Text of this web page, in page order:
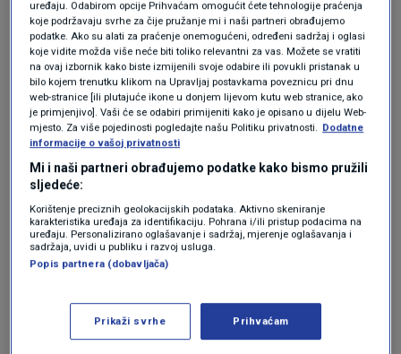
Oglas
Oglas
uređaju. Odabirom opcije Prihvaćam omogućit ćete tehnologije praćenja
koje podržavaju svrhe za čije pružanje mi i naši partneri obrađujemo
podatke. Ako su alati za praćenje onemogućeni, određeni sadržaj i oglasi
koje vidite možda više neće biti toliko relevantni za vas. Možete se vratiti
na ovaj izbornik kako biste izmijenili svoje odabire ili povukli pristanak u
bilo kojem trenutku klikom na Upravljaj postavkama poveznicu pri dnu
web-stranice [ili plutajuće ikone u donjem lijevom kutu web stranice, ako
je primjenjivo]. Vaši će se odabiri primijeniti kako je opisano u dijelu Web-
mjesto. Za više pojedinosti pogledajte našu Politiku privatnosti. Dodatne
informacije o vašoj privatnosti
Mi i naši partneri obrađujemo podatke kako bismo pružili
sljedeće:
Korištenje preciznih geolokacijskih podataka. Aktivno skeniranje
karakteristika uređaja za identifikaciju. Pohrana i/ili pristup podacima na
uređaju. Personalizirano oglašavanje i sadržaj, mjerenje oglašavanja i
sadržaja, uvidi u publiku i razvoj usluga.
Popis partnera (dobavljača)
Prikaži svrhe Prihvaćam